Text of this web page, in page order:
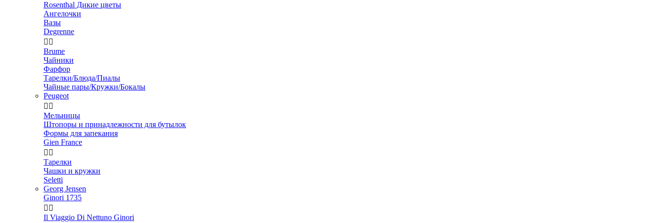
Rosenthal Дикие цветы
Ангелочки
Вазы
Degrenne
 
Brume
Чайники
Фарфор
Тарелки/Блюда/Пиалы
Чайные пары/Кружки/Бокалы
Peugeot
 
Мельницы
Штопоры и принадлежности для бутылок
Формы для запекания
Gien France
 
Тарелки
Чашки и кружки
Seletti
Georg Jensen
Ginori 1735
 
Il Viaggio Di Nettuno Ginori